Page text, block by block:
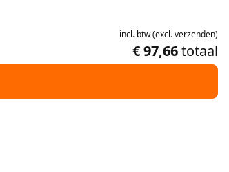
incl. btw(excl.verzenden)
€ 97,66totaal